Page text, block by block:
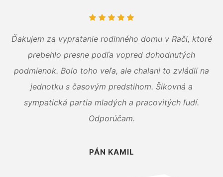
Ďakujem za vypratanie rodinného domu v Rači, ktoré
prebehlo presne podľa vopred dohodnutých
podmienok. Bolo toho veľa, ale chalani to zvládli na
jednotku s časovým predstihom. Šikovná a
sympatická partia mladých a pracovitých ľudí.
Odporúčam.
PÁN KAMIL